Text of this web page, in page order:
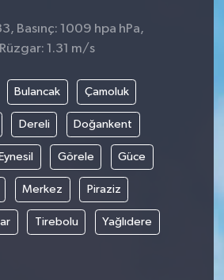
Basınç: 1009 hpa hPa,
Rüzgar: 1.31 m/s
Bulancak Çamoluk
Dereli Doğankent
Eynesil Görele Güce
Merkez Piraziz
Tirebolu Yağlıdere